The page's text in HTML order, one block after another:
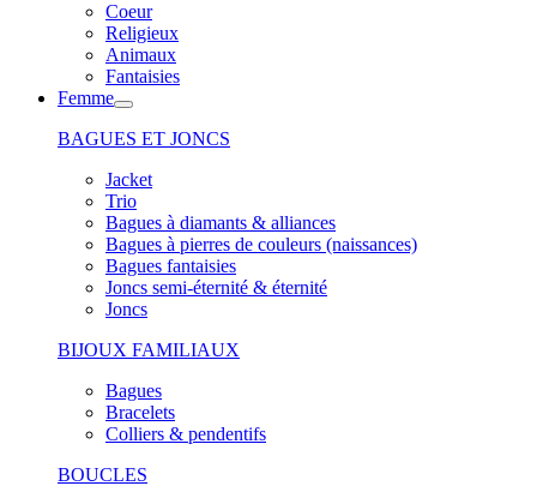
Coeur
Religieux
Animaux
Fantaisies
Femme
BAGUES ET JONCS
Jacket
Trio
Bagues à diamants & alliances
Bagues à pierres de couleurs (naissances)
Bagues fantaisies
Joncs semi-éternité & éternité
Joncs
BIJOUX FAMILIAUX
Bagues
Bracelets
Colliers & pendentifs
BOUCLES